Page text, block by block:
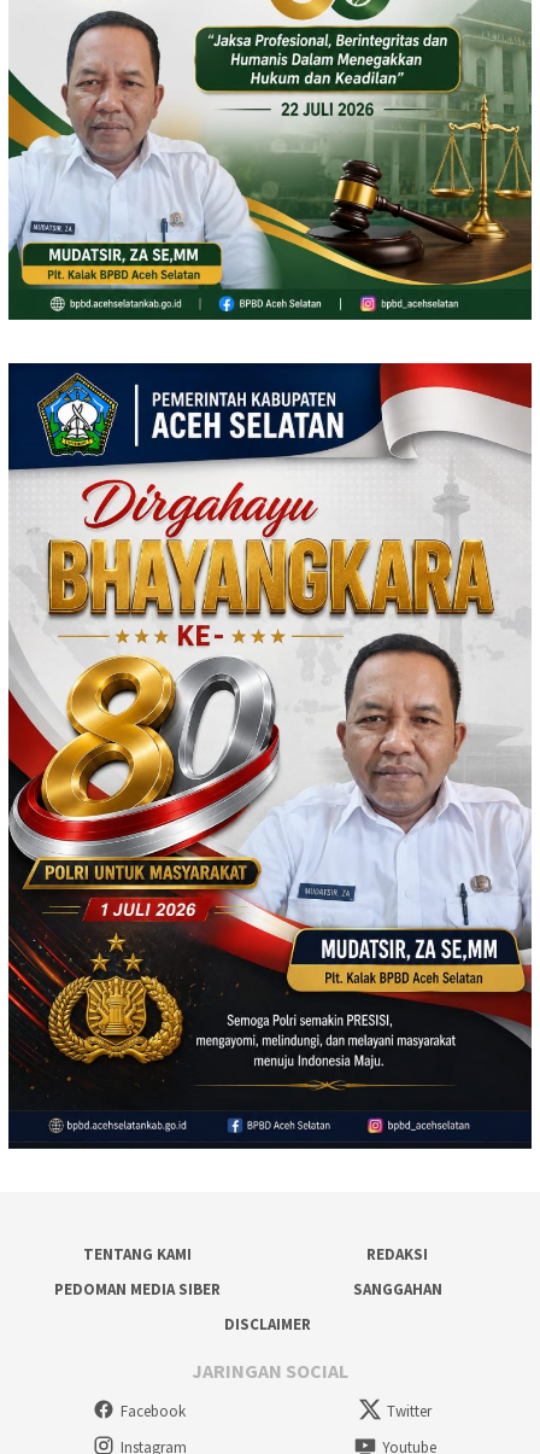
TENTANG KAMI
REDAKSI
PEDOMAN MEDIA SIBER
SANGGAHAN
DISCLAIMER
JARINGAN SOCIAL
Facebook
Twitter
Instagram
Youtube